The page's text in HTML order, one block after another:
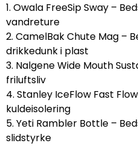
1. Owala FreeSip Sway –
vandreture
2. CamelBak Chute Mag –
drikkedunk i plast
3. Nalgene Wide Mouth
friluftsliv
4. Stanley IceFlow Fast
kuldeisolering
5. Yeti Rambler Bottle –
slidstyrke